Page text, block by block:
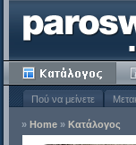
Πού να μείνετε
» Home » Κατάλογος